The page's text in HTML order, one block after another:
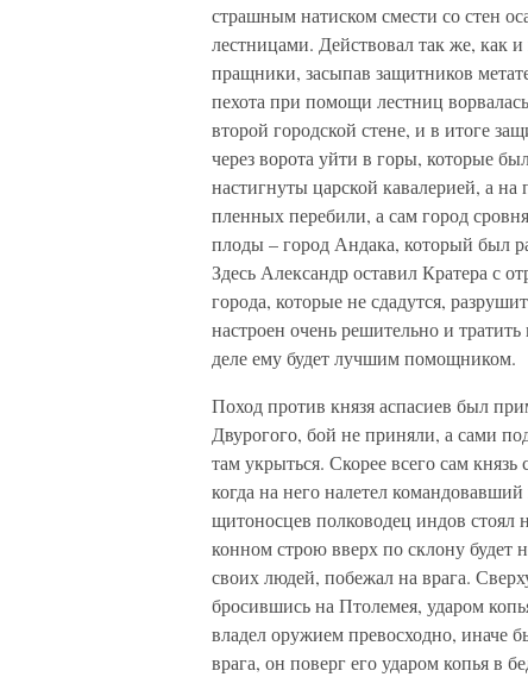
страшным натиском смести со стен
лестницами. Действовал так же, как
пращники, засыпав защитников
пехота при помощи лестниц
второй городской стене, и в итоге
через ворота уйти в горы, которые
настигнуты царской кавалерией, а
пленных перебили, а сам город
плоды – город Андака, который был
Здесь Александр оставил Кратера с
города, которые не сдадутся,
настроен очень решительно и
деле ему будет лучшим помощником.
Поход против князя аспасиев был
Двурогого, бой не приняли, а сами
там укрыться. Скорее всего сам
когда на него налетел
щитоносцев полководец индов стоял
конном строю вверх по склону будет
своих людей, побежал на врага.
бросившись на Птолемея, ударом
владел оружием превосходно, иначе
врага, он поверг его ударом копья в